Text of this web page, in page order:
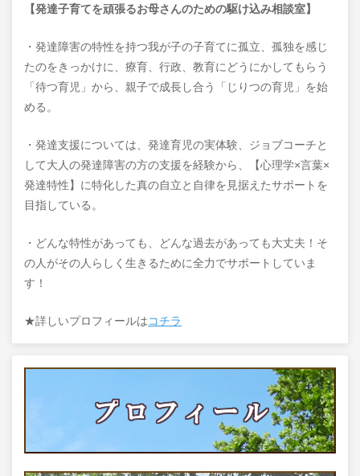
【発達子育てを頑張るお母さんのための駆け込み相談室】
・発達障害の特性を持つ我が子の子育てに孤立、孤独を感じ
たのをきっかけに、療育、行政、教育にどうにかしてもらう
「待つ育児」から、親子で成長し合う「じりつの育児」を始
める。
・発達支援については、発達育児の実体験、ジョブコーチと
して大人の発達障害の方の支援を経験から、【心理学×言葉×
発達特性】に特化した真の自立と自律を見据えたサポートを
目指している。
・どんな特性があっても、どんな過去があっても大丈夫！そ
の人がその人らしく生きるために全力でサポートしていま
す！
★詳しいプロフィールはコチラ